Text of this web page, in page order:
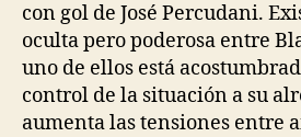
con gol de José Percudani.
oculta pero poderosa entre
uno de ellos está
control de la situación a su
aumenta las tensiones entre